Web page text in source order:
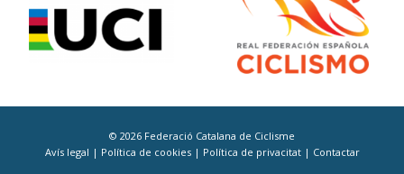
© 2026 Federació Catalana de Ciclisme
Avís legal | Política de cookies | Política de privacitat | Contactar